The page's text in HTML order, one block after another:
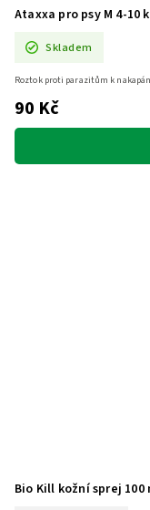
Ataxxa pro psy M 4-10
Skladem
90 Kč
Roztok proti parazitům k
Bio Kill kožní sprej